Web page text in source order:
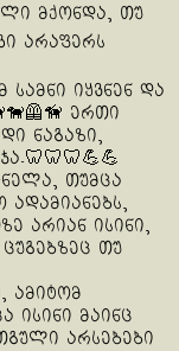
მქონდა, თუ
არაფერს
სამნი იყვნენ და
ერთი
ნაგაზი,
თუმცა
ადამიანებს,
არიან ისინი,
თუ
ამიტომ
ისინი მაინც
არსებები